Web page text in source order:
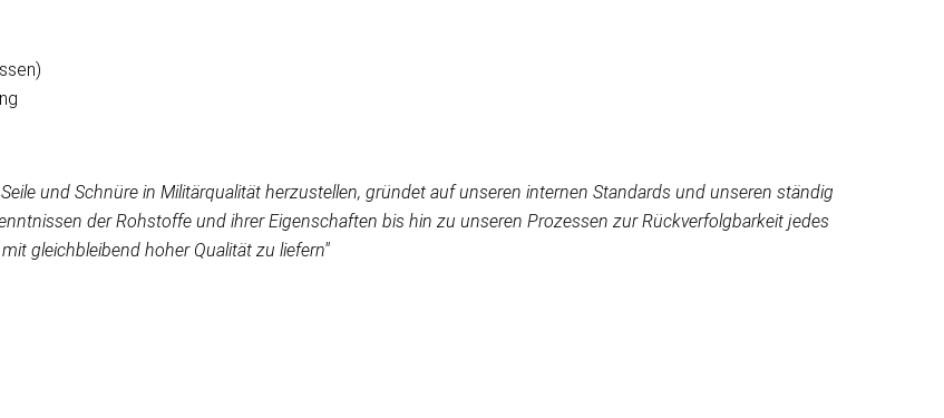
und Schnüre in Militärqualität herzustellen, gründet auf unseren internen Standards und unseren ständig
der Rohstoffe und ihrer Eigenschaften bis hin zu unseren Prozessen zur Rückverfolgbarkeit jedes
gleichbleibend hoher Qualität zu liefern''